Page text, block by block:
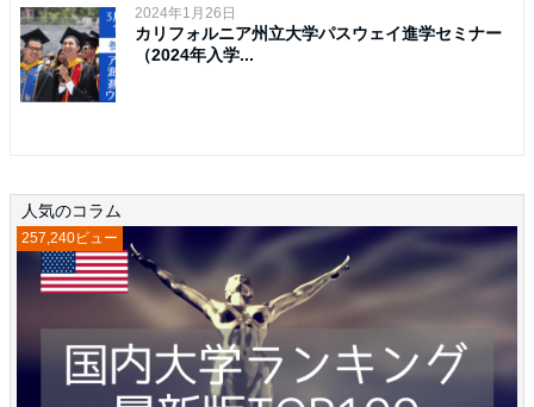
2024年1月26日
カリフォルニア州立大学パスウェイ進学セミナー
（2024年入学...
人気のコラム
257,240ビュー